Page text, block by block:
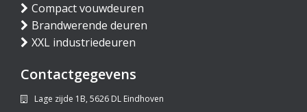
Compact vouwdeuren
Brandwerende deuren
XXL industriedeuren
Contactgegevens
Lage zijde 1B, 5626 DL Eindhoven